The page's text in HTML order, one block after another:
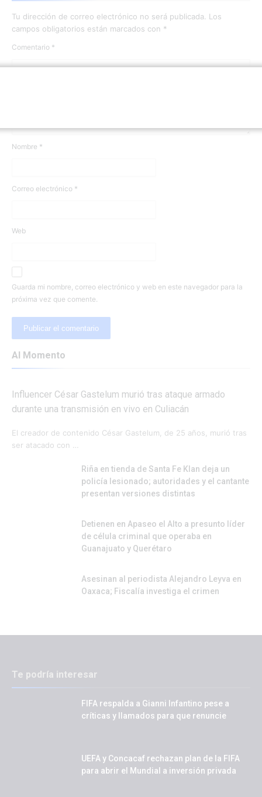
Tu dirección de correo electrónico no será publicada.
Los
campos obligatorios están marcados con *
Comentario *
Nombre *
Correo electrónico *
Web
Guarda mi nombre, correo electrónico y web en este navegador para la
próxima vez que comente.
Al Momento
Influencer César Gastelum murió tras ataque armado
durante una transmisión en vivo en Culiacán
El creador de contenido César Gastelum, de 25 años, murió tras
ser atacado con …
Riña en tienda de Santa Fe Klan deja un
policía lesionado; autoridades y el cantante
presentan versiones distintas
Detienen en Apaseo el Alto a presunto líder
de célula criminal que operaba en
Guanajuato y Querétaro
Asesinan al periodista Alejandro Leyva en
Oaxaca; Fiscalía investiga el crimen
Te podría interesar
FIFA respalda a Gianni Infantino pese a
críticas y llamados para que renuncie
UEFA y Concacaf rechazan plan de la FIFA
para abrir el Mundial a inversión privada